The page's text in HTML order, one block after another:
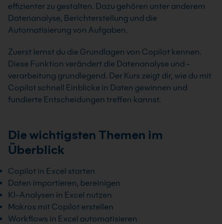
effizienter zu gestalten. Dazu gehören unter anderem
Datenanalyse, Berichterstellung und die
Automatisierung von Aufgaben.
Zuerst lernst du die Grundlagen von Copilot kennen.
Diese Funktion verändert die Datenanalyse und -
verarbeitung grundlegend. Der Kurs zeigt dir, wie du mit
Copilot schnell Einblicke in Daten gewinnen und
fundierte Entscheidungen treffen kannst.
Die wichtigsten Themen im
Überblick
Copilot in Excel starten
Daten importieren, bereinigen
KI-Analysen in Excel nutzen
Makros mit Copilot erstellen
Workflows in Excel automatisieren